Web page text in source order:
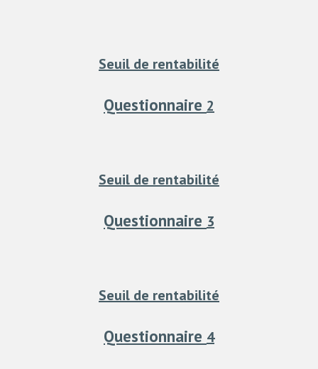
Seuil de rentabilité
Questionnaire 2
Seuil de rentabilité
Questionnaire 3
Seuil de rentabilité
Questionnaire 4